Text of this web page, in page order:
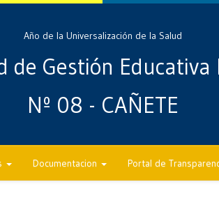
Año de la Universalización de la Salud
de Gestión Educativa
Nº 08 - CAÑETE
Documentacion Portal de